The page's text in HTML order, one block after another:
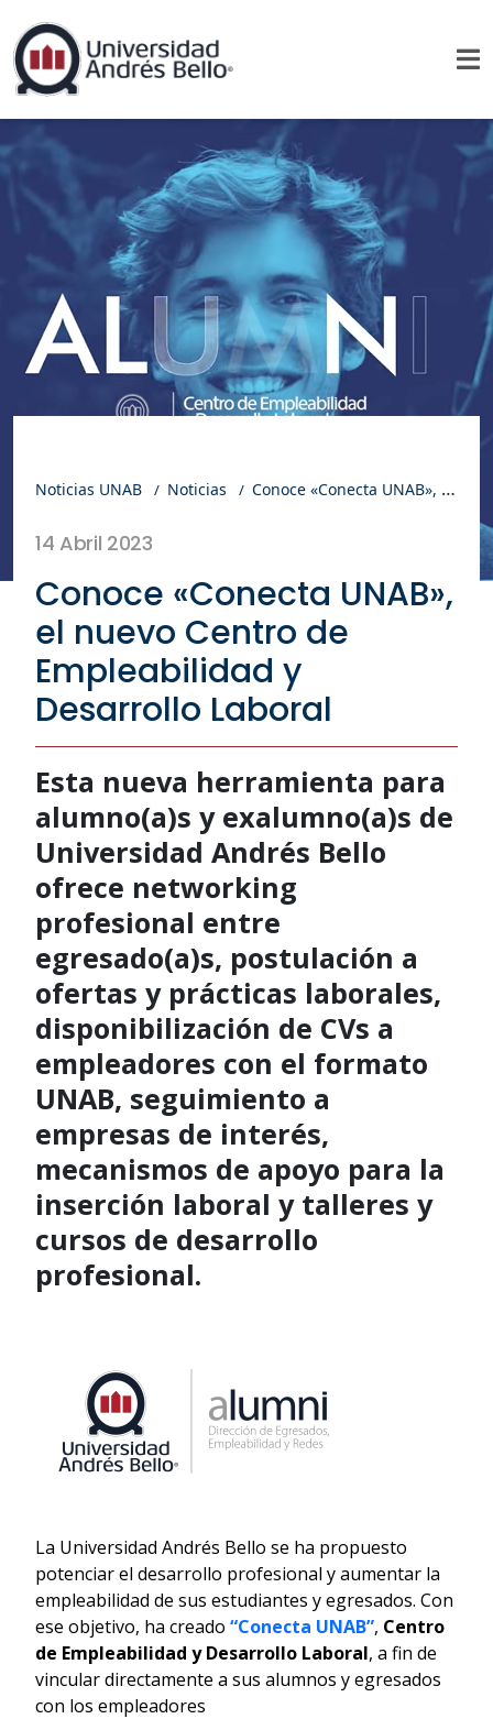
Noticias UNAB Noticias Conoce «Conecta UNAB», el nuevo Centro de Empleabilidad y Desarrollo Laboral
14 Abril 2023
Conoce «Conecta UNAB»,
el nuevo Centro de
Empleabilidad y
Desarrollo Laboral
Esta nueva herramienta para
alumno(a)s y exalumno(a)s de
Universidad Andrés Bello
ofrece networking
profesional entre
egresado(a)s, postulación a
ofertas y prácticas laborales,
disponibilización de CVs a
empleadores con el formato
UNAB, seguimiento a
empresas de interés,
mecanismos de apoyo para la
inserción laboral y talleres y
cursos de desarrollo
profesional.
La Universidad Andrés Bello se ha propuesto
potenciar el desarrollo profesional y aumentar la
empleabilidad de sus estudiantes y egresados. Con
ese objetivo, ha creado “Conecta UNAB”, Centro
de Empleabilidad y Desarrollo Laboral, a fin de
vincular directamente a sus alumnos y egresados
con los empleadores